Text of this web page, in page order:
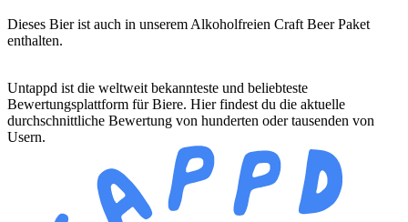
Dieses Bier ist auch in unserem Alkoholfreien Craft Beer Paket
enthalten.
Untappd ist die weltweit bekannteste und beliebteste
Bewertungsplattform für Biere. Hier findest du die aktuelle
durchschnittliche Bewertung von hunderten oder tausenden von
Usern.